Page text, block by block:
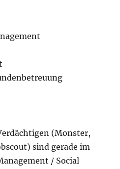
(Monster,
sind gerade im
/ Social